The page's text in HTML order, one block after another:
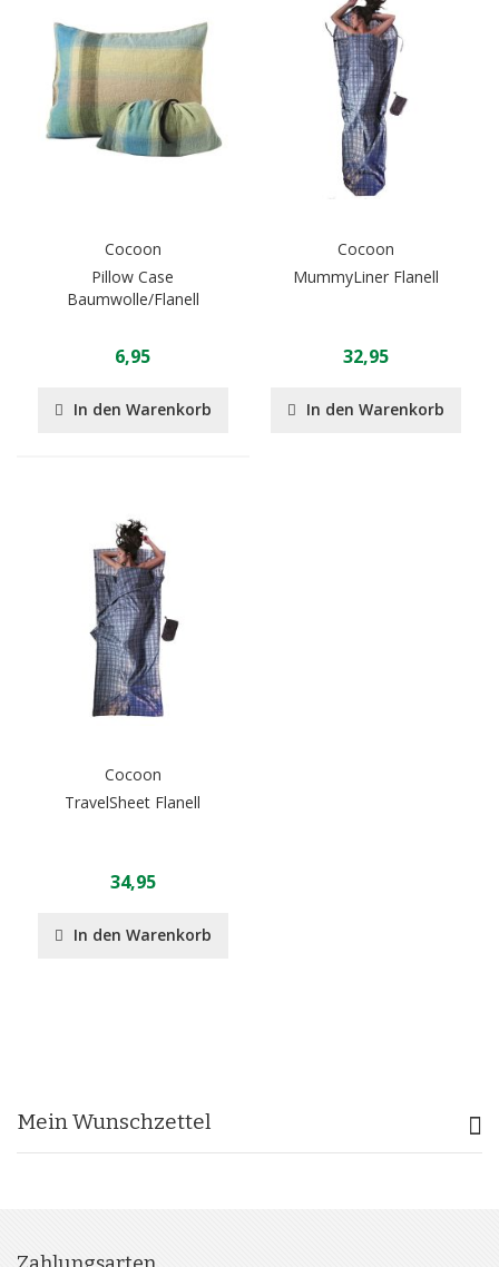
Cocoon
Pillow Case
Baumwolle/Flanell
6,95
In den Warenkorb
Cocoon
MummyLiner Flanell
32,95
In den Warenkorb
Cocoon
TravelSheet Flanell
34,95
In den Warenkorb
Mein Wunschzettel